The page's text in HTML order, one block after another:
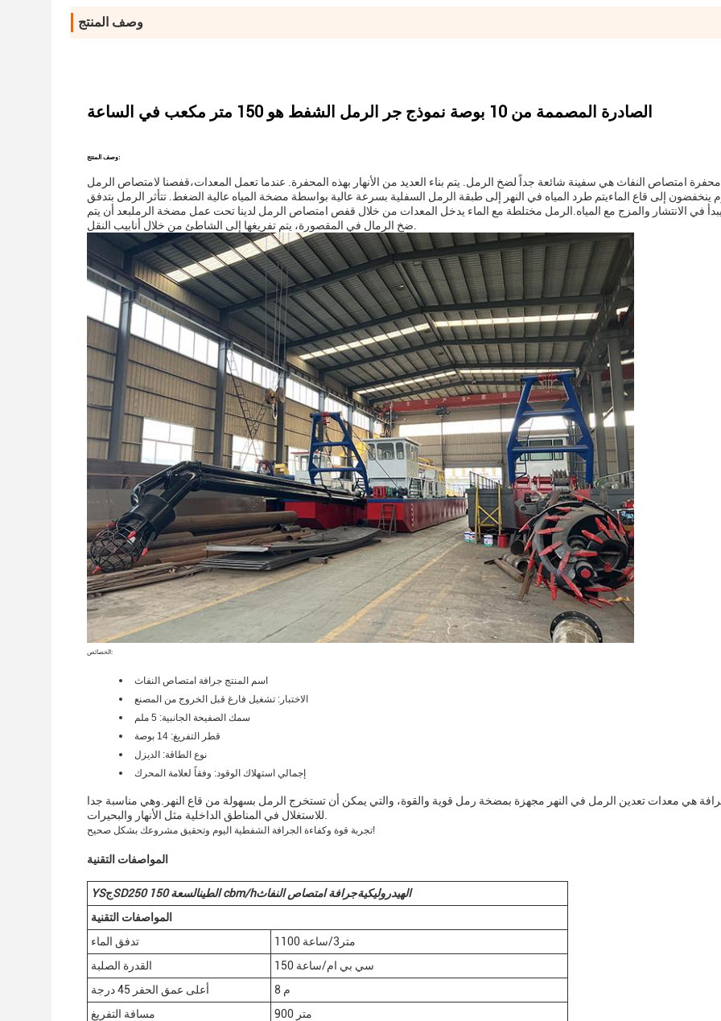
وصف المنتج
الصادرة المصممة من 10 بوصة نموذج جر الرمل الشفط هو 150 متر مكعب في الساعة
وصف المنتج:
محفرة امتصاص النفاث هي سفينة شائعة جداً لضخ الرمل. يتم بناء العديد من الأنهار بهذه المحفرة. عندما تعمل المعدات،قفصنا لامتصاص الرمل
ينخفضون إلى قاع الماءيتم طرد المياه في النهر إلى طبقة الرمل السفلية بسرعة عالية بواسطة مضخة المياه عالية الضغط. تتأثر الرمل بتدفق
في الانتشار والمزج مع المياه.الرمل مختلطة مع الماء يدخل المعدات من خلال قفص امتصاص الرمل لدينا تحت عمل مضخة الرملبعد أن يتم
الخصائص:
اسم المنتج جرافة امتصاص النفاث
الاختبار: تشغيل فارغ قبل الخروج من المصنع
سمك الصفيحة الجانبية: 5 ملم
قطر التفريغ: 14 بوصة
نوع الطاقة: الديزل
إجمالي استهلاك الوقود: وفقاً لعلامة المحرك
هي معدات تعدين الرمل في النهر مجهزة بمضخة رمل قوية والقوة، والتي يمكن أن تستخرج الرمل بسهولة من قاع النهر.وهي مناسبة جدا
تجربة قوة وكفاءة الجرافة الشفطية اليوم وتحقيق مشروعك بشكل صحيح!
المواصفات التقنية
YSجSD250 الطينالسعة 150 cbm/h الهيدروليكيةجرافة امتصاص النفاث
المواصفات التقنية
تدفق الماء
1100 متر3/ساعة
القدرة الصلبة
150 سي بي ام/ساعة
أعلى عمق الحفر 45 درجة
8 م
مسافة التفريغ
900 متر